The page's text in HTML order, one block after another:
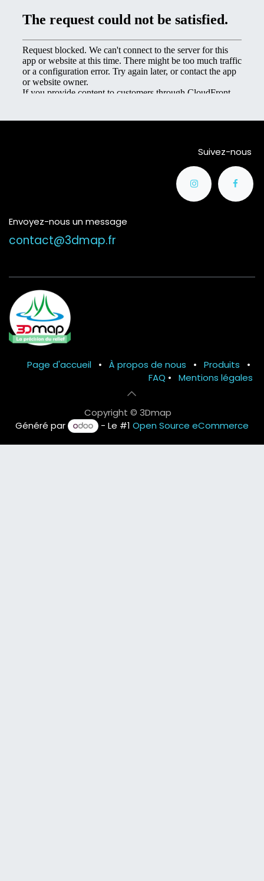
Suivez-nous
Envoyez-nous un message
contact@3dmap.fr
Page d'accueil • À propos de nous • Produits
•
FAQ • Mentions légales
Copyright © 3Dmap
Généré par
- Le #1 Open Source eCommerce